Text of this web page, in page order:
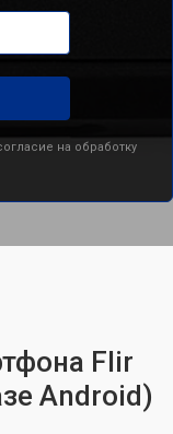
на обработку
Flir
Android)